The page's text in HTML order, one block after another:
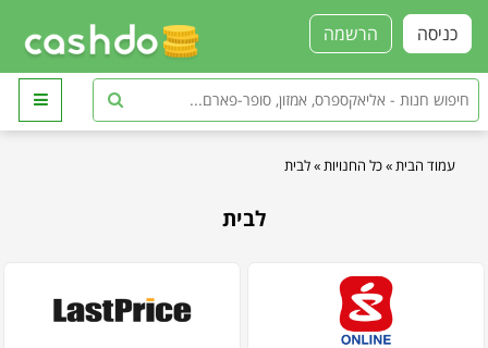
הרשמה כניסה
עמוד הבית »כל החנויות »לבית
לבית